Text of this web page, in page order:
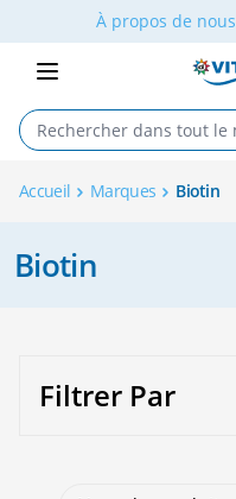
Aller au contenuÀ propos de nous
Accueil Marques Biotin
Biotin
Filtrer Par